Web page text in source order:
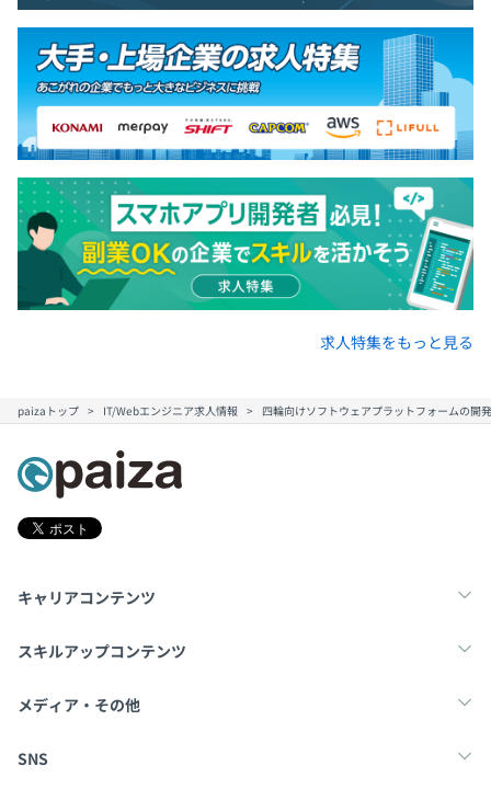
求人特集をもっと見る
paizaトップ IT/Webエンジニア求人情報 四輪向けソフトウェアプラットフォームの
キャリアコンテンツ
転職・キャリア
スキルアップコンテンツ
学習
メディア・その他
Tech Team Journal
SNS